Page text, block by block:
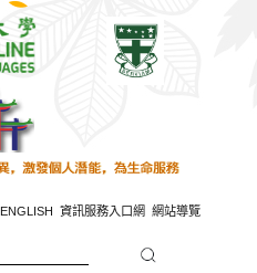
ENGLISH 資訊服務入口網 網站導覽